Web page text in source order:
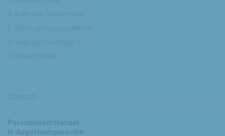
Katholiek Nieuwsblad
Sint Franciscuscentrum
augustijnsverband.nl
Privacybeleid
Contact
Parochiesecretariaat
H. Augustinusparochie: